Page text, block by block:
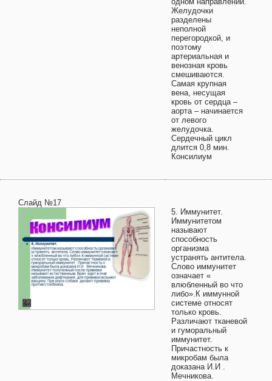
Желудочки
разделены
неполной
перегородкой, и
поэтому
артериальная и
венозная кровь
смешиваются.
Самая крупная
вена, несущая
кровь от сердца –
аорта – начинается
от левого
желудочка.
Сердечный цикл
длится 0,8 мин.
Консилиум
Слайд №17
5. Иммунитет.
Иммунитетом
называют
способность
организма
устранять антитела.
Слово иммунитет
означает «
влюбленный во что
либо».К иммунной
системе относят
только кровь.
Различают тканевой
и гуморальный
иммунитет.
Причастность к
микробам была
доказана И.И .
Мечникова.